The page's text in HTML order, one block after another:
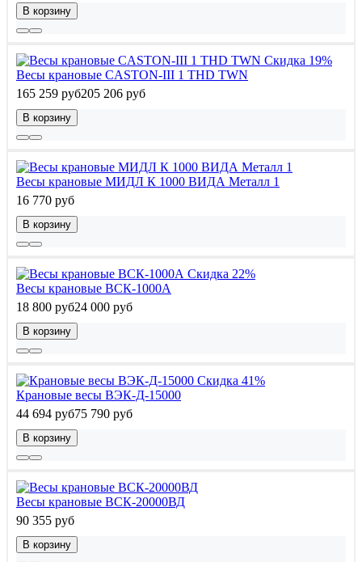
В корзину
Скидка 19%
Весы крановые CASTON-III 1 THD TWN
165 259 руб205 206 руб
В корзину
Весы крановые МИДЛ К 1000 ВИДА Металл 1
16 770 руб
В корзину
Скидка 22%
Весы крановые ВСК-1000А
18 800 руб24 000 руб
В корзину
Скидка 41%
Крановые весы ВЭК-Д-15000
44 694 руб75 790 руб
В корзину
Весы крановые ВСК-20000ВД
90 355 руб
В корзину